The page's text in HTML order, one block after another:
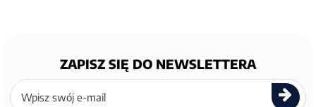
ZAPISZ SIĘ DO NEWSLETTERA
Zapisz
się